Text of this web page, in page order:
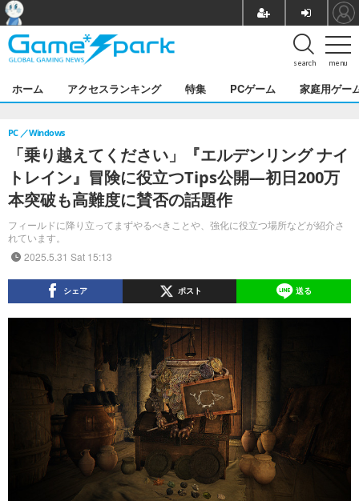
menu
search
ホーム アクセスランキング 特集 PCゲーム 家庭用ゲー
「乗り越えてください」『エルデンリング ナイ
トレイン』冒険に役立つTips公開―初日200万
本突破も高難度に賛否の話題作
フィールドに降り立ってまずやるべきことや、強化に役立つ場所などが紹介さ
れています。
PC Windows
2025.5.31 Sat 15:13
シェア ポスト 送る